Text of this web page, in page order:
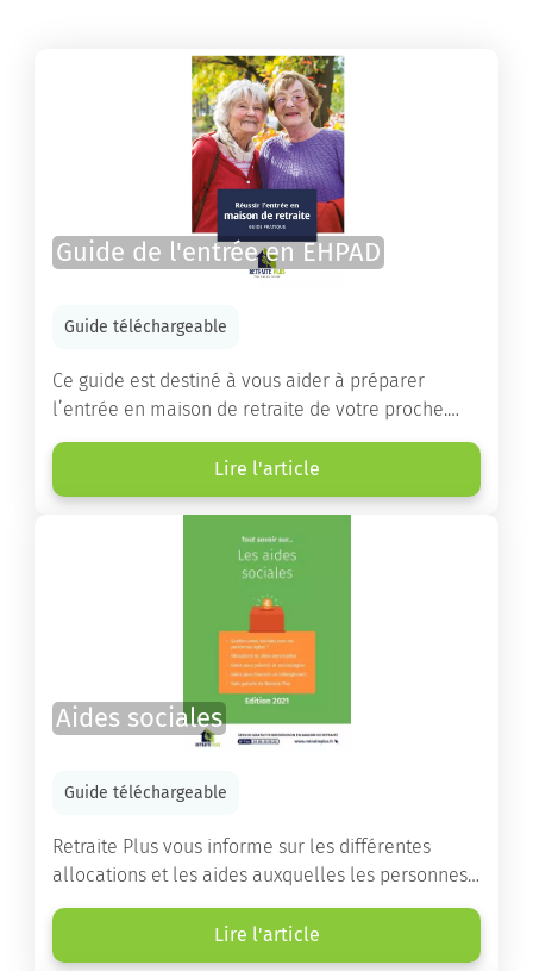
Guide de l'entrée en EHPAD
Guide téléchargeable
Ce guide est destiné à vous aider à préparer
l’entrée en maison de retraite de votre proche.
Vous y trouverez un panorama des différents types
d’établissements ainsi que des conseils pratiques
destinés à orienter les familles et à leur faciliter
Lire l'article
Aides sociales
Guide téléchargeable
Retraite Plus vous informe sur les différentes
allocations et les aides auxquelles les personnes
âgées ont droit pour financer un séjour en maison
de retraite ou un maintien à domicile.
Lire l'article